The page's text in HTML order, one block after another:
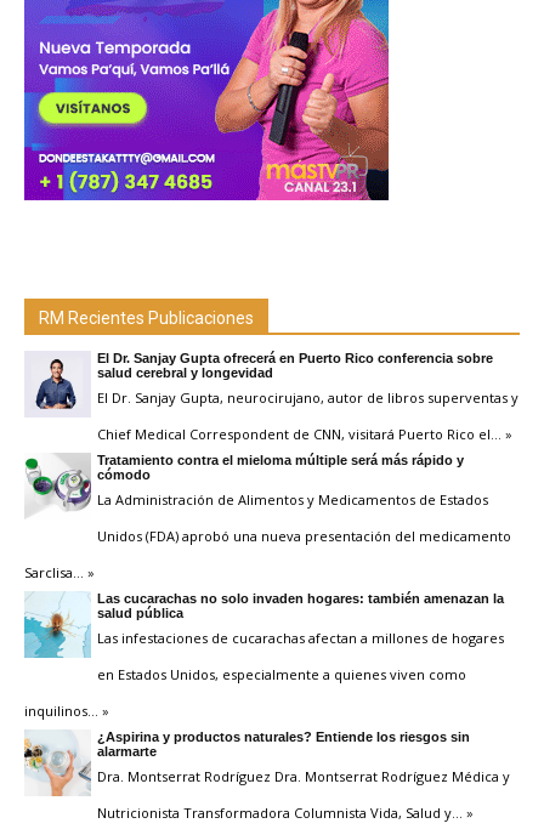
RM Recientes Publicaciones
El Dr. Sanjay Gupta ofrecerá en Puerto Rico conferencia sobre
salud cerebral y longevidad
El Dr. Sanjay Gupta, neurocirujano, autor de libros superventas y
Chief Medical Correspondent de CNN, visitará Puerto Rico el … »
Tratamiento contra el mieloma múltiple será más rápido y
cómodo
La Administración de Alimentos y Medicamentos de Estados
Unidos (FDA) aprobó una nueva presentación del medicamento
Sarclisa … »
Las cucarachas no solo invaden hogares: también amenazan la
salud pública
Las infestaciones de cucarachas afectan a millones de hogares
en Estados Unidos, especialmente a quienes viven como
inquilinos … »
¿Aspirina y productos naturales? Entiende los riesgos sin
alarmarte
Dra. Montserrat Rodríguez Dra. Montserrat Rodríguez Médica y
Nutricionista Transformadora Columnista Vida, Salud y … »